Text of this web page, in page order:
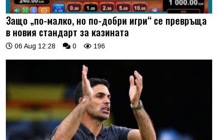
Защо „по-малко, но по-добри игри“ се превръща
в новия стандарт за казината
06 Aug 12:28 0 196